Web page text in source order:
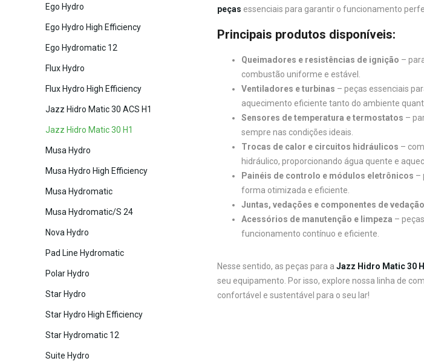
peças essenciais para garantir o funcionamento
Principais produtos disponíveis:
Queimadores e resistências de ignição –
combustão uniforme e estável.
Ventiladores e turbinas – peças essenciais
aquecimento eficiente tanto do ambiente
Sensores de temperatura e termostatos –
sempre nas condições ideais.
Trocas de calor e circuitos hidráulicos –
hidráulico, proporcionando água quente e
Painéis de controlo e módulos eletrônicos –
forma otimizada e eficiente.
Juntas, vedações e componentes de vedação
Acessórios de manutenção e limpeza –
funcionamento contínuo e eficiente.
Nesse sentido, as peças para a Jazz Hidro Matic 30
seu equipamento. Por isso, explore nossa linha de
confortável e sustentável para o seu lar!
Ego Hydro
Ego Hydro High Efficiency
Ego Hydromatic 12
Flux Hydro
Flux Hydro High Efficiency
Jazz Hidro Matic 30 ACS H1
Jazz Hidro Matic 30 H1
Musa Hydro
Musa Hydro High Efficiency
Musa Hydromatic
Musa Hydromatic/S 24
Nova Hydro
Pad Line Hydromatic
Polar Hydro
Star Hydro
Star Hydro High Efficiency
Star Hydromatic 12
Suite Hydro